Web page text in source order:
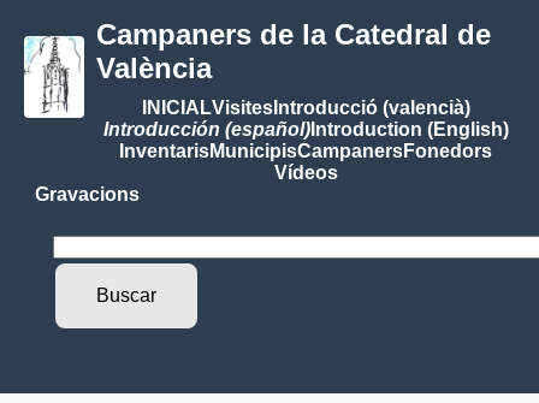
Campaners de la Catedral de
València
INICIALVisitesIntroducció (valencià)
Introducción (español)Introduction (English)
InventarisMunicipisCampanersFonedors
Vídeos
Gravacions